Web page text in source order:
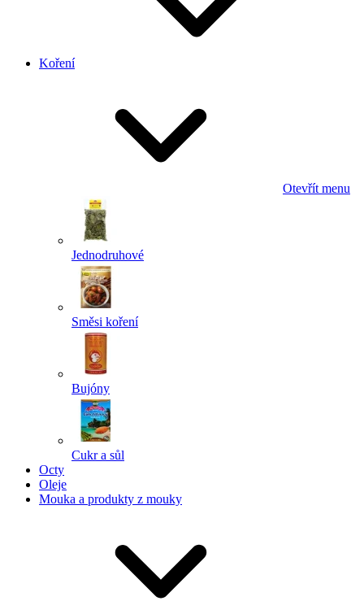
Koření
Otevřít menu
Jednodruhové
Směsi koření
Bujóny
Cukr a sůl
Octy
Oleje
Mouka a produkty z mouky